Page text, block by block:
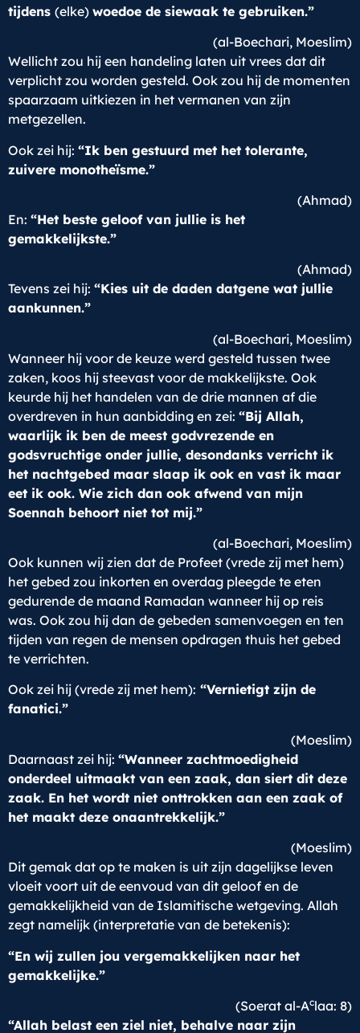
tijdens (elke) woedoe de siewaak te gebruiken.”
(al-Boechari, Moeslim)
Wellicht zou hij een handeling laten uit vrees dat dit
verplicht zou worden gesteld. Ook zou hij de momenten
spaarzaam uitkiezen in het vermanen van zijn
metgezellen.
Ook zei hij: “Ik ben gestuurd met het tolerante,
zuivere monotheïsme.”
(Ahmad)
En: “Het beste geloof van jullie is het
gemakkelijkste.”
(Ahmad)
Tevens zei hij: “Kies uit de daden datgene wat jullie
aankunnen.”
(al-Boechari, Moeslim)
Wanneer hij voor de keuze werd gesteld tussen twee
zaken, koos hij steevast voor de makkelijkste. Ook
keurde hij het handelen van de drie mannen af die
overdreven in hun aanbidding en zei: “Bij Allah,
waarlijk ik ben de meest godvrezende en
godsvruchtige onder jullie, desondanks verricht ik
het nachtgebed maar slaap ik ook en vast ik maar
eet ik ook. Wie zich dan ook afwend van mijn
Soennah behoort niet tot mij.”
(al-Boechari, Moeslim)
Ook kunnen wij zien dat de Profeet (vrede zij met hem)
het gebed zou inkorten en overdag pleegde te eten
gedurende de maand Ramadan wanneer hij op reis
was. Ook zou hij dan de gebeden samenvoegen en ten
tijden van regen de mensen opdragen thuis het gebed
te verrichten.
Ook zei hij (vrede zij met hem): “Vernietigt zijn de
fanatici.”
(Moeslim)
Daarnaast zei hij: “Wanneer zachtmoedigheid
onderdeel uitmaakt van een zaak, dan siert dit deze
zaak. En het wordt niet onttrokken aan een zaak of
het maakt deze onaantrekkelijk.”
(Moeslim)
Dit gemak dat op te maken is uit zijn dagelijkse leven
vloeit voort uit de eenvoud van dit geloof en de
gemakkelijkheid van de Islamitische wetgeving. Allah
zegt namelijk (interpretatie van de betekenis):
“En wij zullen jou vergemakkelijken naar het
gemakkelijke.”
(Soerat al-Aclaa: 8)
“Allah belast een ziel niet, behalve naar zijn